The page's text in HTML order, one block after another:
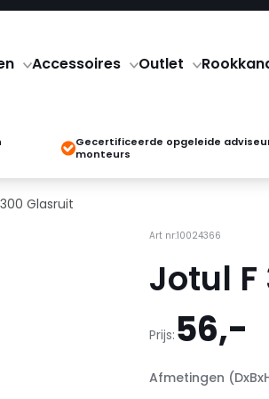
Accessoires Outlet
Gecertificeerde opgeleide
monteurs
Glasruit
Art nr:10024366
Jotul
Prijs: 56,-
Afmetingen